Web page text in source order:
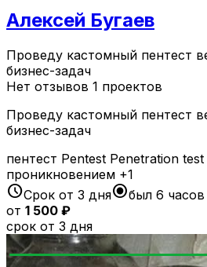
Алексей Бугаев
Проведу кастомный пентест
бизнес-задач
Нет отзывов 1 проектов
Проведу кастомный пентест
бизнес-задач
пентест Pentest Penetration test
проникновением +1
scheduleСрок от 3 дняradio_button_checkedбыл 6 часов
от 1 500 ₽
срок от 3 дня